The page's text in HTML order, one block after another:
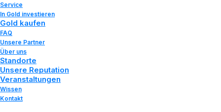
Service
In Gold investieren
Gold kaufen
FAQ
Unsere Partner
Über uns
Standorte
Unsere Reputation
Veranstaltungen
Wissen
Kontakt